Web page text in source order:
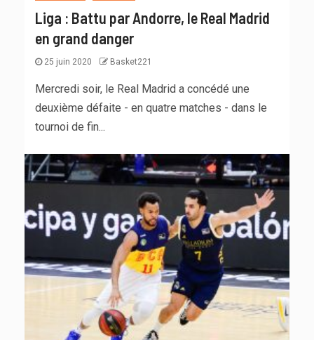
Liga : Battu par Andorre, le Real Madrid
en grand danger
25 juin 2020 Basket221
Mercredi soir, le Real Madrid a concédé une
deuxième défaite - en quatre matches - dans le
tournoi de fin...